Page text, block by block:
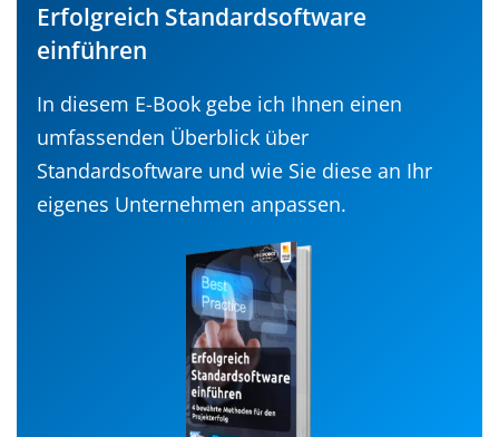
Erfolgreich Standardsoftware
einführen
In diesem E-Book gebe ich Ihnen einen
umfassenden Überblick über
Standardsoftware und wie Sie diese an Ihr
eigenes Unternehmen anpassen.